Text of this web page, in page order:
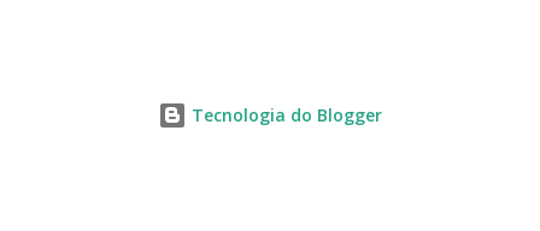
conduta. Além disso, o referido deputado desrespeitou um
Tecnologia do Blogger